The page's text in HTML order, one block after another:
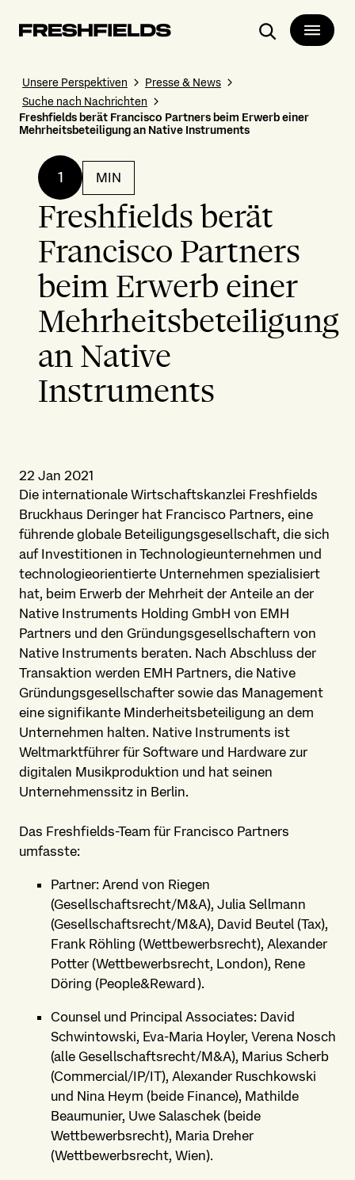
Suchen
Unsere Perspektiven
Presse & News
Suche nach Nachrichten
Freshfields berät Francisco Partners beim Erwerb einer
Mehrheitsbeteiligung an Native Instruments
1 MIN
Freshfields berät
Francisco Partners
beim Erwerb einer
Mehrheitsbeteiligung
an Native
Instruments
22 Jan 2021
Die internationale Wirtschaftskanzlei Freshfields
Bruckhaus Deringer hat Francisco Partners, eine
führende globale Beteiligungsgesellschaft, die sich
auf Investitionen in Technologieunternehmen und
technologieorientierte Unternehmen spezialisiert
hat, beim Erwerb der Mehrheit der Anteile an der
Native Instruments Holding GmbH von EMH
Partners und den Gründungsgesellschaftern von
Native Instruments beraten. Nach Abschluss der
Transaktion werden EMH Partners, die Native
Gründungsgesellschafter sowie das Management
eine signifikante Minderheitsbeteiligung an dem
Unternehmen halten. Native Instruments ist
Weltmarktführer für Software und Hardware zur
digitalen Musikproduktion und hat seinen
Unternehmenssitz in Berlin.
Das Freshfields-Team für Francisco Partners
umfasste:
Partner: Arend von Riegen
(Gesellschaftsrecht/M&A), Julia Sellmann
(Gesellschaftsrecht/M&A), David Beutel (Tax),
Frank Röhling (Wettbewerbsrecht), Alexander
Potter (Wettbewerbsrecht, London), Rene
Döring (People&Reward).
Counsel und Principal Associates: David
Schwintowski, Eva-Maria Hoyler, Verena Nosch
(alle Gesellschaftsrecht/M&A), Marius Scherb
(Commercial/IP/IT), Alexander Ruschkowski
und Nina Heym (beide Finance), Mathilde
Beaumunier, Uwe Salaschek (beide
Wettbewerbsrecht), Maria Dreher
(Wettbewerbsrecht, Wien).